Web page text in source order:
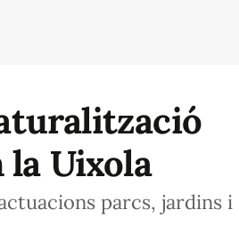
Uixola
parcs, jardins i